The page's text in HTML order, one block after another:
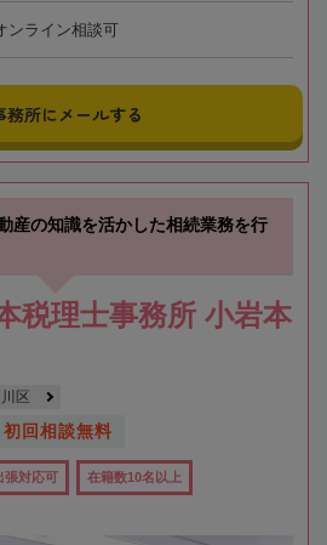
ンライン相談可
務所にメールする
産の知識を活かした相続業務を行
税理士事務所 小岩本
区
初回相談無料
張対応可 在籍数10名以上